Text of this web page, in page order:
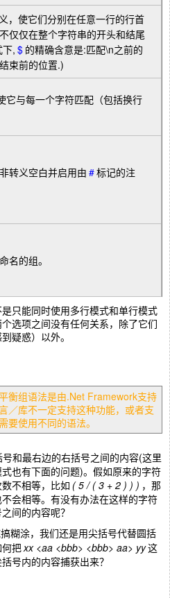
，使它们分别在任意一行的行首
仅仅在整个字符串的开头和结尾
, $ 的精确含意是:匹配\n之前的
束前的位置.)
它与每一个字符匹配（包括换行
转义空白并启用由 #标记的注
名的组。
只能同时使用多行模式和单行模式
选项之间没有任何关系，除了它们
疑惑）以外。
衡组语法是由.Net Framework支持
／库不一定支持这种功能，或者支
要使用不同的语法。
和最右边的右括号之间的内容(这里
也有下面的问题)。假如原来的字符
不相等，比如 ( 5 / ( 3 + 2 ) ) ) ，那
会相等。有没有办法在这样的字符
间的内容呢？
糊涂，我们还是用尖括号代替圆括
把xx <aa <bbb> <bbb> aa> yy这
号内的内容捕获出来？